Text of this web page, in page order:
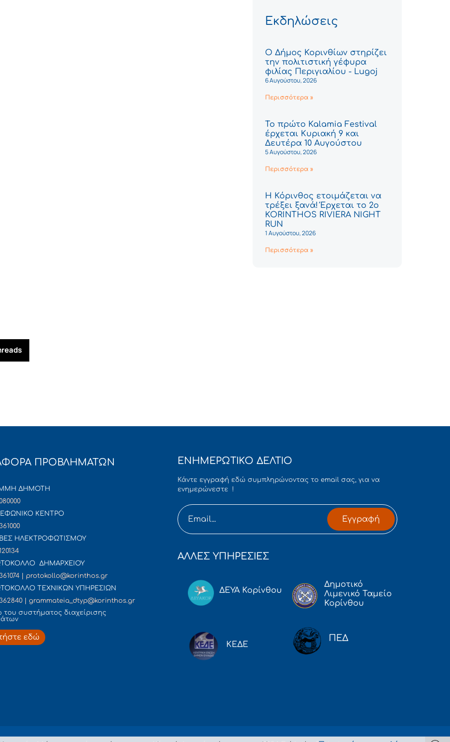
Εκδηλώσεις
Ο Δήμος Κορινθίων στηρίζει
την πολιτιστική γέφυρα
φιλίας Περιγιαλίου - Lugoj
6 Αυγούστου, 2026
Περισσότερα »
Το πρώτο Kalamia Festival
έρχεται Κυριακή 9 και
Δευτέρα 10 Αυγούστου
5 Αυγούστου, 2026
Περισσότερα »
Η Κόρινθος ετοιμάζεται να
τρέξει ξανά! Έρχεται το 2ο
KORINTHOS RIVIERA NIGHT
RUN
1 Αυγούστου, 2026
Περισσότερα »
ΠΡΟΒΛΗΜΑΤΩΝ
ΔΗΜΟΤΗ
ΚΕΝΤΡΟ
ΗΛΕΚΤΡΟΦΩΤΙΣΜΟΥ
ΔΗΜΑΡΧΕΙΟΥ
| protokollo@korinthos.gr
ΤΕΧΝΙΚΩΝ ΥΠΗΡΕΣΙΩΝ
| grammateia_dtyp@korinthos.gr
του συστήματος διαχείρισης
εδώ
ΕΝΗΜΕΡΩΤΙΚΟ ΔΕΛΤΙΟ
Κάντε εγγραφή εδώ συμπληρώνοντας το email σας, για να
ενημερώνεστε !
Εγγραφή
ΑΛΛΕΣ ΥΠΗΡΕΣΙΕΣ
ΔΕΥΑ Κορίνθου
Δημοτικό
Λιμενικό Ταμείο
Κορίνθου
ΚΕΔΕ
ΠΕΔ